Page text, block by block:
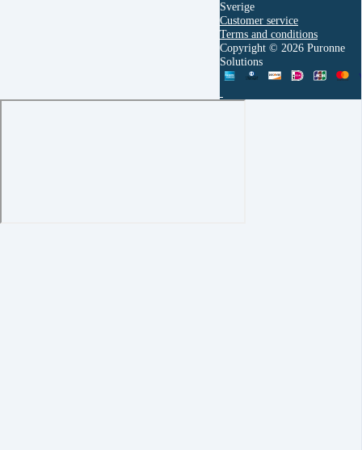
Sverige
Customer service
Terms and conditions
Copyright © 2026 Puronne
Solutions